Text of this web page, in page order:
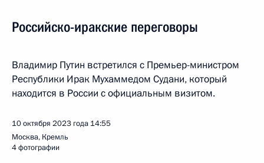
Российско-иракские переговоры
Владимир Путин встретился с Премьер-министром
Республики Ирак Мухаммедом Судани, который
находится в России с официальным визитом.
10 октября 2023 года 14:55
Москва, Кремль
4 фотографии